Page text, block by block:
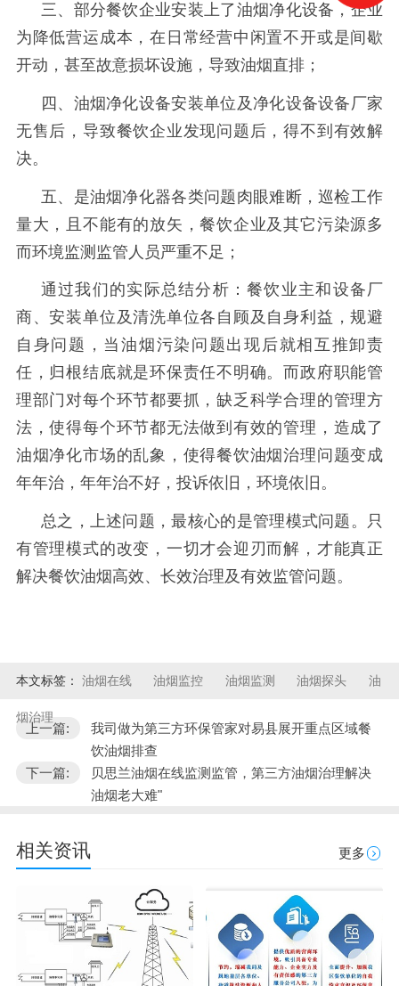
三、部分餐饮企业安装上了油烟净化设备，企业
为降低营运成本，在日常经营中闲置不开或是间歇
开动，甚至故意损坏设施，导致油烟直排；
四、油烟净化设备安装单位及净化设备设备厂家
无售后，导致餐饮企业发现问题后，得不到有效解
决。
五、是油烟净化器各类问题肉眼难断，巡检工作
量大，且不能有的放矢，餐饮企业及其它污染源多
而环境监测监管人员严重不足；
通过我们的实际总结分析：餐饮业主和设备厂
商、安装单位及清洗单位各自顾及自身利益，规避
自身问题，当油烟污染问题出现后就相互推卸责
任，归根结底就是环保责任不明确。而政府职能管
理部门对每个环节都要抓，缺乏科学合理的管理方
法，使得每个环节都无法做到有效的管理，造成了
油烟净化市场的乱象，使得餐饮油烟治理问题变成
年年治，年年治不好，投诉依旧，环境依旧。
总之，上述问题，最核心的是管理模式问题。只
有管理模式的改变，一切才会迎刃而解，才能真正
解决餐饮油烟高效、长效治理及有效监管问题。
本文标签： 油烟在线 油烟监控 油烟监测 油烟探头 油
烟治理
上一篇:
我司做为第三方环保管家对易县展开重点区域餐
饮油烟排查
下一篇:
贝思兰油烟在线监测监管，第三方油烟治理解决
油烟老大难"
相关资讯 更多